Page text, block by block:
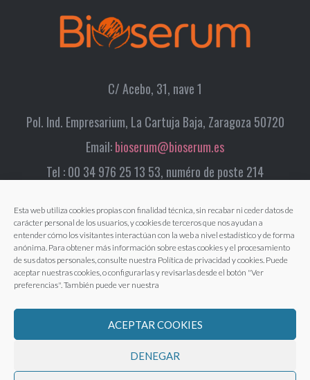
Esta web utiliza cookies propias con finalidad técnica, sin recabar ni ceder datos de
carácter personal de los usuarios, y cookies de terceros que nos ayudan a
entender cómo los visitantes interactúan con la web a nivel estadístico y de forma
anónima. Para obtener más información sobre estas cookies y el procesamiento
de sus datos personales, consulte nuestra Política de privacidad y cookies. Puede
aceptar nuestras cookies, o configurarlas y revisarlas desde el botón "Ver
preferencias". También puede ver nuestra
ACEPTAR COOKIES
DENEGAR
C/ Acebo, 31, nave 1
Pol. Ind. Empresarium, La Cartuja Baja, Zaragoza 50720
Email:bioserum@bioserum.es
Tel : 00 34 976 25 13 53, numéro de poste 214